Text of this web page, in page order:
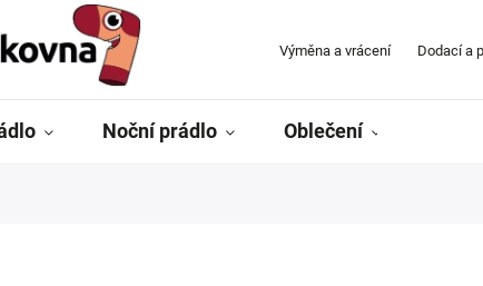
Výměna a vrácení Dodací a
Noční prádlo Oblečení